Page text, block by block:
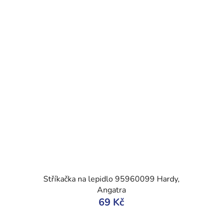
Stříkačka na lepidlo 95960099 Hardy,
Angatra
69 Kč